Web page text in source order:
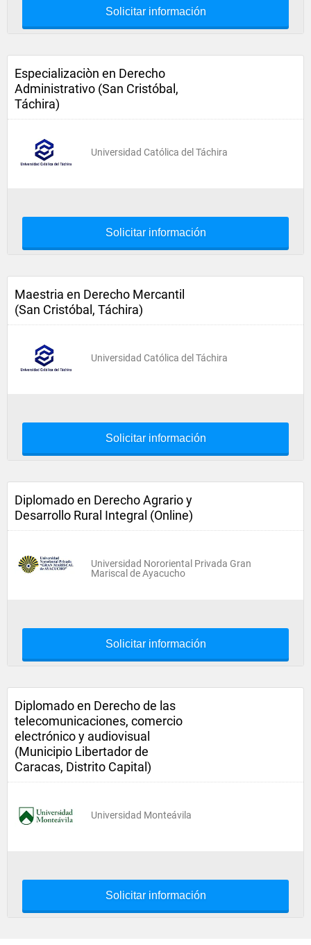
Solicitar información
Especializaciòn en Derecho
Administrativo (San Cristóbal,
Táchira)
Universidad Católica del Táchira
Solicitar información
Maestria en Derecho Mercantil
(San Cristóbal, Táchira)
Universidad Católica del Táchira
Solicitar información
Diplomado en Derecho Agrario y
Desarrollo Rural Integral (Online)
Universidad Nororiental Privada Gran
Mariscal de Ayacucho
Solicitar información
Diplomado en Derecho de las
telecomunicaciones, comercio
electrónico y audiovisual
(Municipio Libertador de
Caracas, Distrito Capital)
Universidad Monteávila
Solicitar información